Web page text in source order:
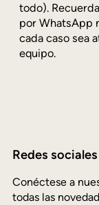
todo).
por WhatsApp
cada caso sea
equipo.
Redes sociales
Conéctese a
todas las